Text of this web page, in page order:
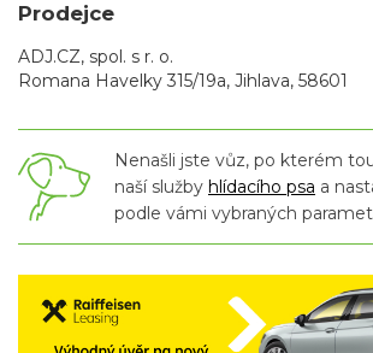
Prodejce
ADJ.CZ, spol. s r. o.
Romana Havelky 315/19a, Jihlava, 58601
Nenašli jste vůz, po kterém
naší služby hlídacího psa a
podle vámi vybraných